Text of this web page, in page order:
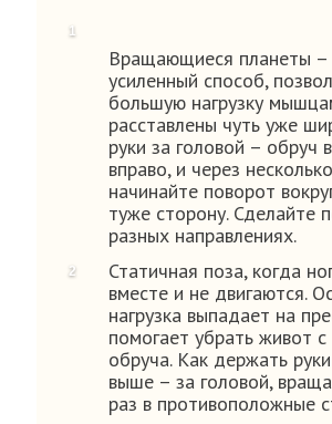
Вращающиеся планеты –
усиленный способ,
большую нагрузку
расставлены чуть уже
руки за головой – обруч
вправо, и через
начинайте поворот
туже сторону. Сделайте
разных направлениях.
Статичная поза, когда
вместе и не двигаются.
нагрузка выпадает на
помогает убрать живот
обруча. Как держать
выше – за головой,
раз в противоположные